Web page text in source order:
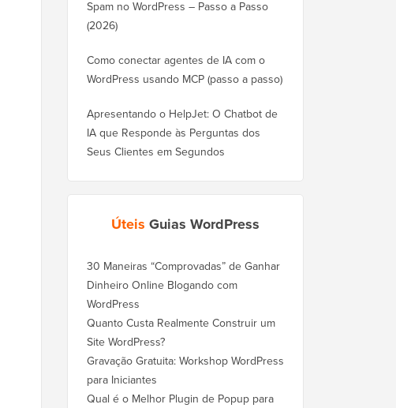
Spam no WordPress – Passo a Passo
(2026)
Como conectar agentes de IA com o
WordPress usando MCP (passo a passo)
Apresentando o HelpJet: O Chatbot de
IA que Responde às Perguntas dos
Seus Clientes em Segundos
Úteis Guias WordPress
30 Maneiras “Comprovadas” de Ganhar
Dinheiro Online Blogando com
WordPress
Quanto Custa Realmente Construir um
Site WordPress?
Gravação Gratuita: Workshop WordPress
para Iniciantes
Qual é o Melhor Plugin de Popup para